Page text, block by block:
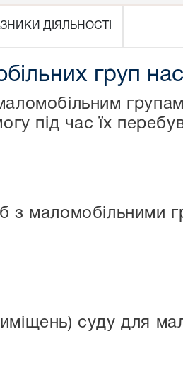
ДІЯЛЬНОСТІ
груп
під час їх
з маломобільними
суду для